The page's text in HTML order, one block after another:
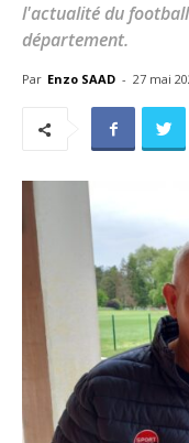
l'actualité du
département.
Par Enzo SAAD - 27 mai